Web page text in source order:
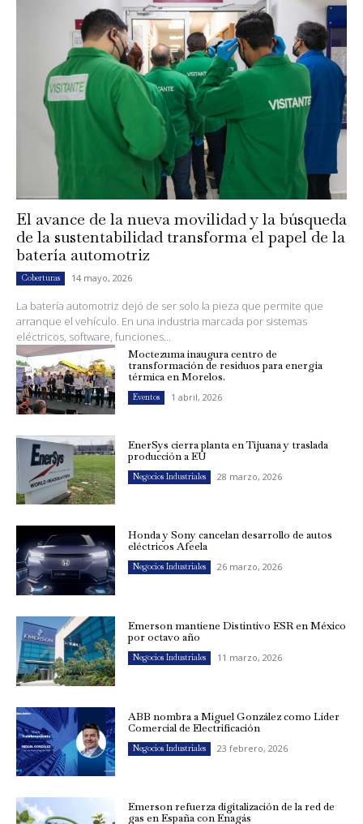
El avance de la nueva movilidad y la búsqueda
de la sustentabilidad transforma el papel de la
batería automotriz
Coberturas 14 mayo, 2026
La batería automotriz dejó de ser solo la pieza que permite que
arranque el vehículo. En una industria marcada por sistemas
eléctricos, software, funciones...
Moctezuma inaugura centro de
transformación de residuos para energía
térmica en Morelos.
Eventos 1 abril, 2026
EnerSys cierra planta en Tijuana y traslada
producción a EU
Negocios Industriales 28 marzo, 2026
Honda y Sony cancelan desarrollo de autos
eléctricos Afeela
Negocios Industriales 26 marzo, 2026
Emerson mantiene Distintivo ESR en México
por octavo año
Negocios Industriales 11 marzo, 2026
ABB nombra a Miguel González como Líder
Comercial de Electrificación
Negocios Industriales 23 febrero, 2026
Emerson refuerza digitalización de la red de
gas en España con Enagás